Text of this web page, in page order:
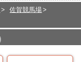
佐賀競馬場